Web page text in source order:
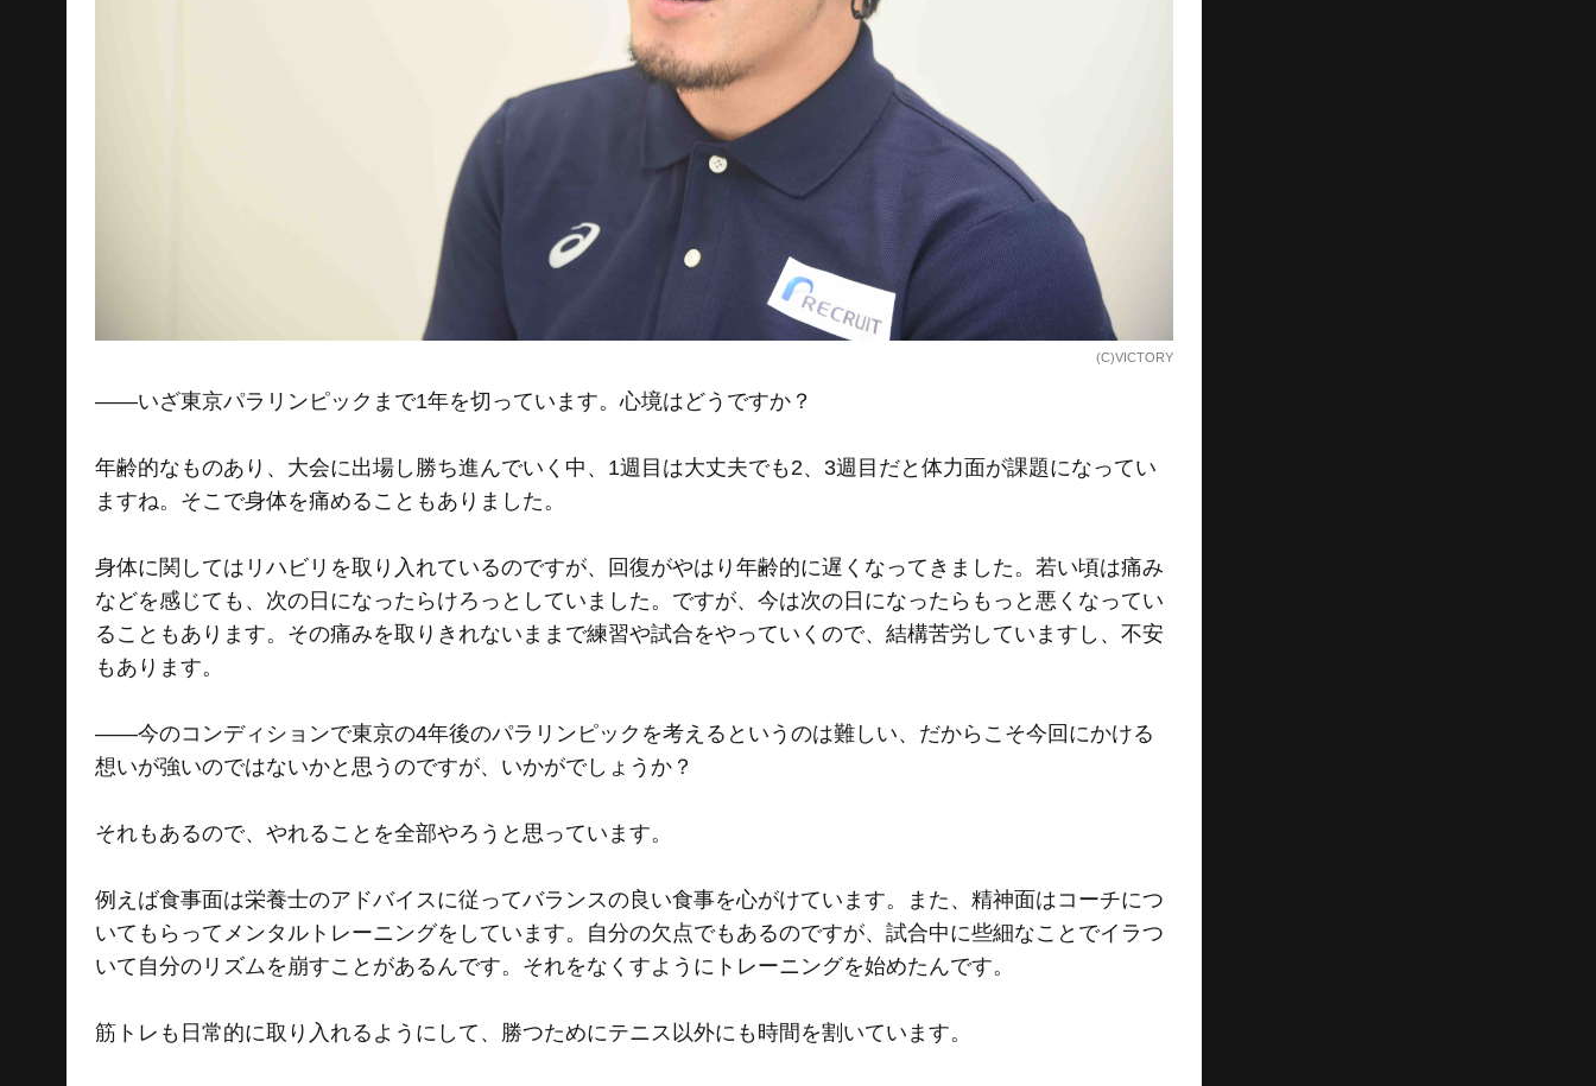
(C)VICTORY
――いざ東京パラリンピックまで1年を切っています。心境はどうですか？
年齢的なものあり、大会に出場し勝ち進んでいく中、1週目は大丈夫でも2、3週目だと体力面が課題になってい
ますね。そこで身体を痛めることもありました。
身体に関してはリハビリを取り入れているのですが、回復がやはり年齢的に遅くなってきました。若い頃は痛み
などを感じても、次の日になったらけろっとしていました。ですが、今は次の日になったらもっと悪くなってい
ることもあります。その痛みを取りきれないままで練習や試合をやっていくので、結構苦労していますし、不安
もあります。
――今のコンディションで東京の4年後のパラリンピックを考えるというのは難しい、だからこそ今回にかける
想いが強いのではないかと思うのですが、いかがでしょうか？
それもあるので、やれることを全部やろうと思っています。
例えば食事面は栄養士のアドバイスに従ってバランスの良い食事を心がけています。また、精神面はコーチにつ
いてもらってメンタルトレーニングをしています。自分の欠点でもあるのですが、試合中に些細なことでイラつ
いて自分のリズムを崩すことがあるんです。それをなくすようにトレーニングを始めたんです。
筋トレも日常的に取り入れるようにして、勝つためにテニス以外にも時間を割いています。